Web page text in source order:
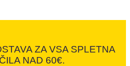
ZA VSA SPLETNA
NAD 60€.